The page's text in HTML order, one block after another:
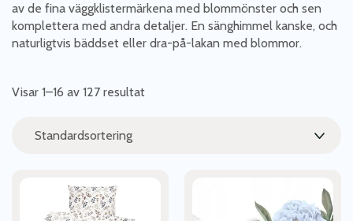
av de fina väggklistermärkena med blommönster och sen
komplettera med andra detaljer. En sänghimmel kanske, och
naturligtvis bäddset eller dra-på-lakan med blommor.
Visar 1–16 av 127 resultat
produkten